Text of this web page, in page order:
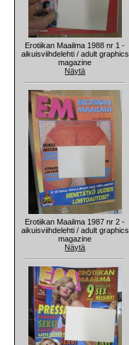
Erotiikan Maailma 1988 nr 1 -
aikuisviihdelehti / adult graphics
magazine
Näytä
Erotiikan Maailma 1987 nr 2 -
aikuisviihdelehti / adult graphics
magazine
Näytä